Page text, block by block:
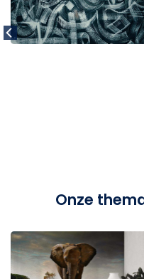
Onze